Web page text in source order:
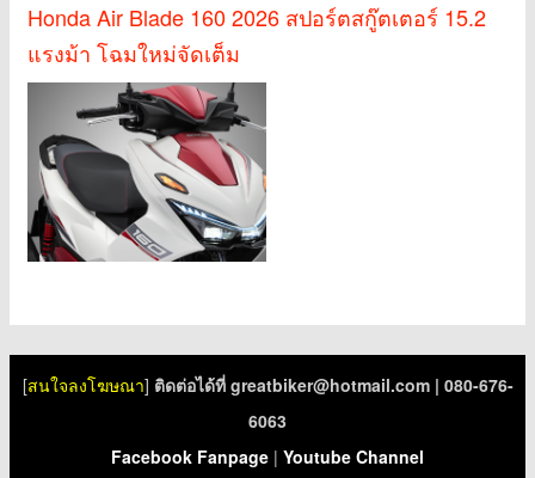
Honda Air Blade 160 2026 สปอร์ตสกู๊ตเตอร์ 15.2
แรงม้า โฉมใหม่จัดเต็ม
[สนใจลงโฆษณา] ติดต่อได้ที่ greatbiker@hotmail.com| 080-676-
6063
Facebook Fanpage | Youtube Channel